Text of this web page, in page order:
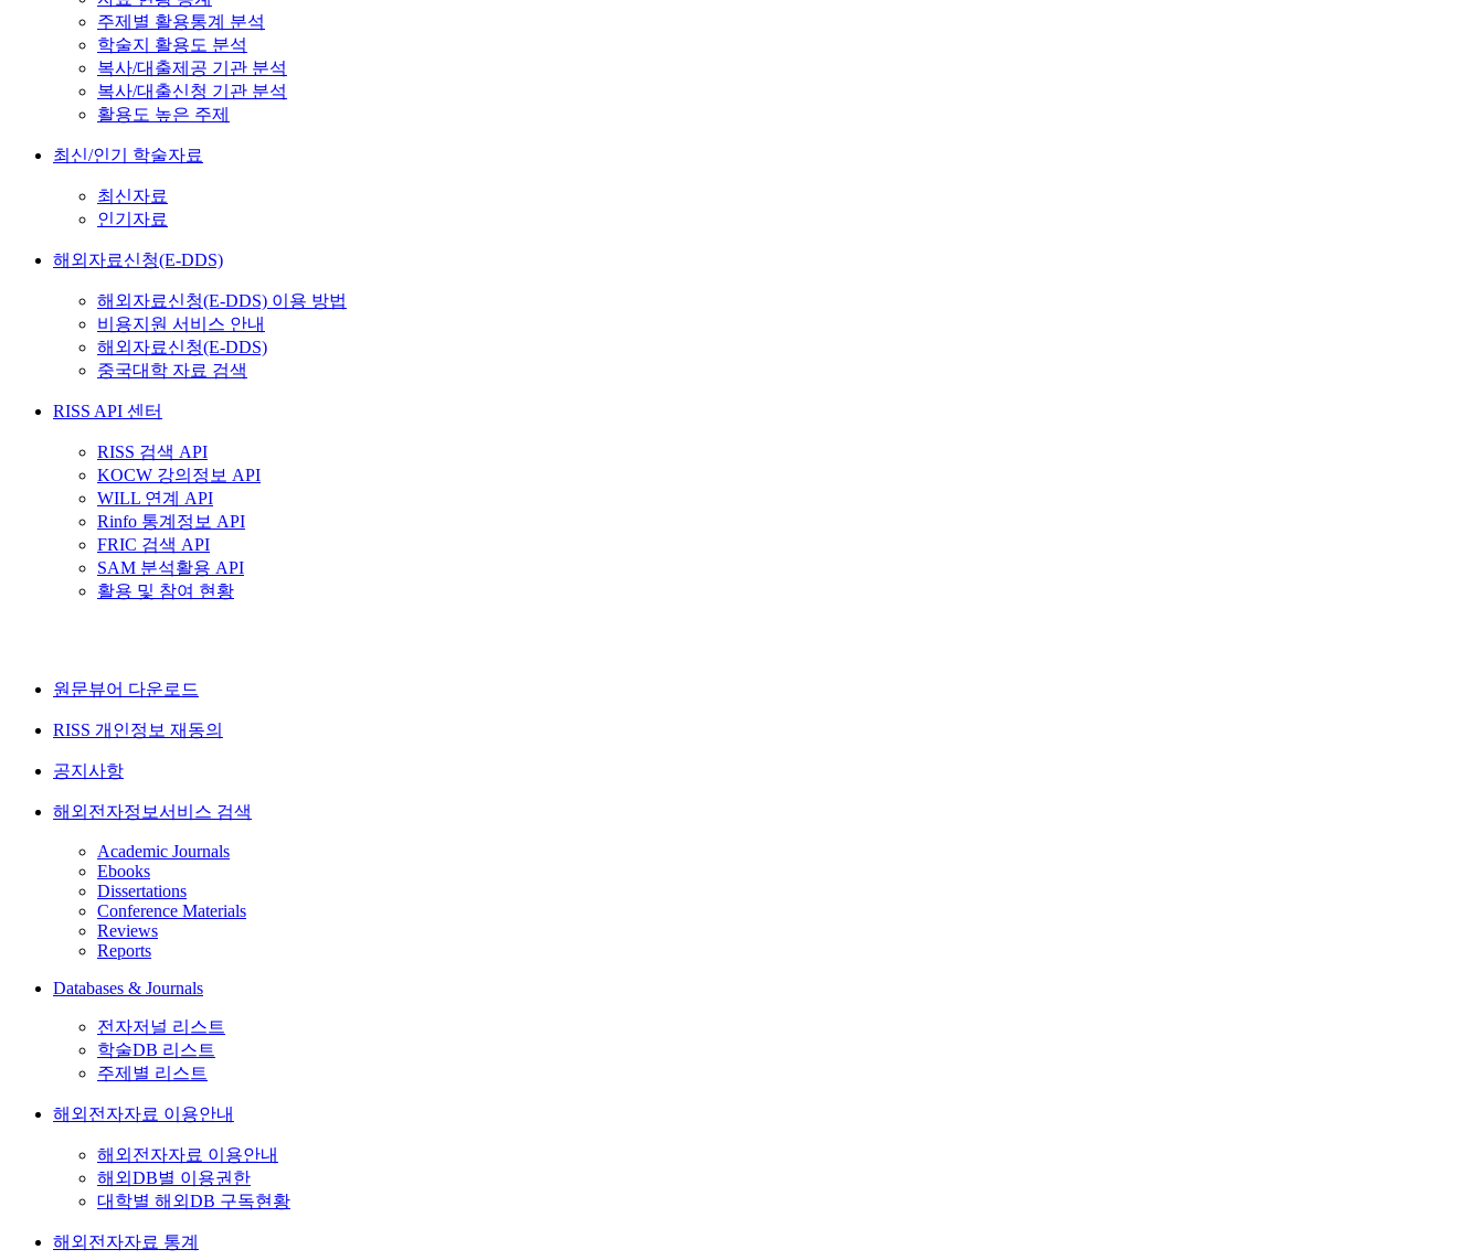
주제별 활용통계 분석
학술지 활용도 분석
복사/대출제공 기관 분석
복사/대출신청 기관 분석
활용도 높은 주제
최신/인기 학술자료
최신자료
인기자료
해외자료신청(E-DDS)
해외자료신청(E-DDS) 이용 방법
비용지원 서비스 안내
해외자료신청(E-DDS)
중국대학 자료 검색
RISS API 센터
RISS 검색 API
KOCW 강의정보 API
WILL 연계 API
Rinfo 통계정보 API
FRIC 검색 API
SAM 분석활용 API
활용 및 참여 현황
원문뷰어 다운로드
RISS 개인정보 재동의
공지사항
해외전자정보서비스 검색
Academic Journals
Ebooks
Dissertations
Conference Materials
Reviews
Reports
Databases & Journals
전자저널 리스트
학술DB 리스트
주제별 리스트
해외전자자료 이용안내
해외전자자료 이용안내
해외DB별 이용권한
대학별 해외DB 구독현황
해외전자자료 통계